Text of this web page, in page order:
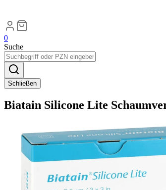
0
Suche
Schließen
Biatain Silicone Lite